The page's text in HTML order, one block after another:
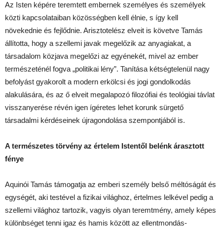
Az Isten képére teremtett embernek személyes és személyek
közti kapcsolataiban közösségben kell élnie, s így kell
növekednie és fejlődnie. Arisztotelész elveit is követve Tamás
állította, hogy a szellemi javak megelőzik az anyagiakat, a
társadalom közjava megelőzi az egyénekét, mivel az ember
természeténél fogva „politikai lény”. Tanítása kétségtelenül nagy
befolyást gyakorolt a modern erkölcsi és jogi gondolkodás
alakulására, és az ő elveit megalapozó filozófiai és teológiai távlat
visszanyerése révén igen ígéretes lehet korunk sürgető
társadalmi kérdéseinek újragondolása szempontjából is.
A természetes törvény az értelem Istentől belénk árasztott
fénye
Aquinói Tamás támogatja az emberi személy belső méltóságát és
egységét, aki testével a fizikai világhoz, értelmes lelkével pedig a
szellemi világhoz tartozik, vagyis olyan teremtmény, amely képes
különbséget tenni igaz és hamis között az ellentmondás-